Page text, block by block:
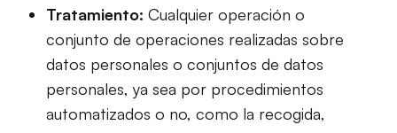
Tratamiento: Cualquier operación o
conjunto de operaciones realizadas sobre
datos personales o conjuntos de datos
personales, ya sea por procedimientos
automatizados o no, como la recogida,